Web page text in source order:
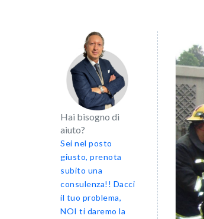
Hai bisogno di
aiuto?
Sei nel posto
giusto, prenota
subito una
consulenza!! Dacci
il tuo problema,
NOI ti daremo la